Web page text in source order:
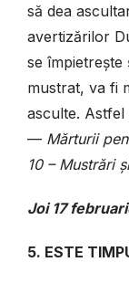
să dea
avertizărilor
se împietrește
mustrat, va fi
asculte.
— Mărturii
10 – Mustrări
Joi 17
5. ESTE